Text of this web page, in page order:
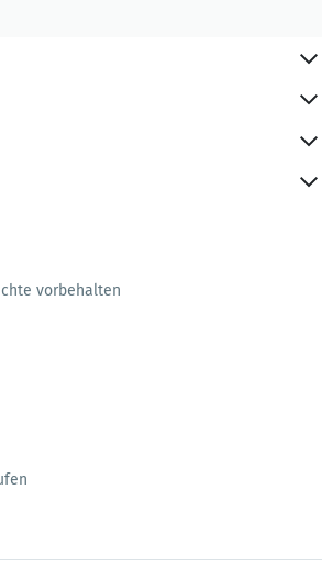
vorbehalten